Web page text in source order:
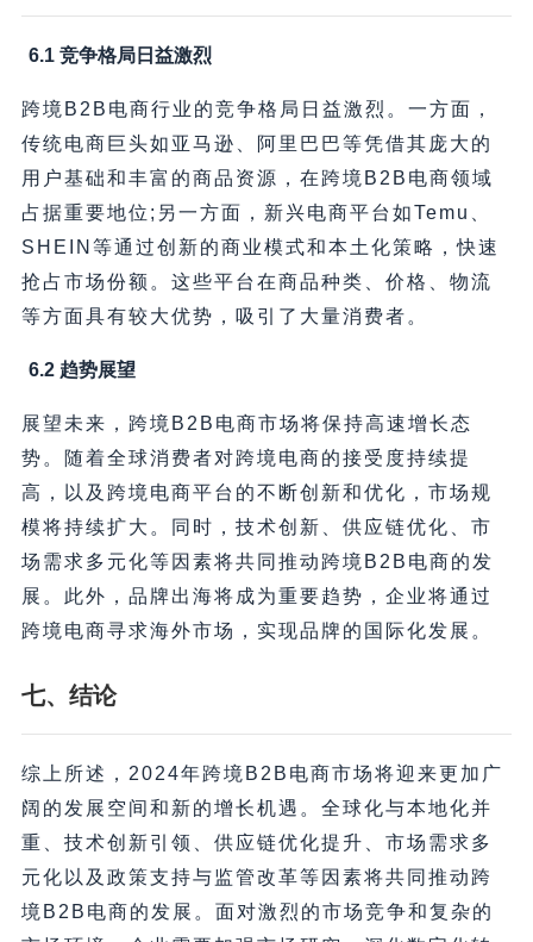
6.1 竞争格局日益激烈
跨境B2B电商行业的竞争格局日益激烈。一方面，
传统电商巨头如亚马逊、阿里巴巴等凭借其庞大的
用户基础和丰富的商品资源，在跨境B2B电商领域
占据重要地位;另一方面，新兴电商平台如Temu、
SHEIN等通过创新的商业模式和本土化策略，快速
抢占市场份额。这些平台在商品种类、价格、物流
等方面具有较大优势，吸引了大量消费者。
6.2 趋势展望
展望未来，跨境B2B电商市场将保持高速增长态
势。随着全球消费者对跨境电商的接受度持续提
高，以及跨境电商平台的不断创新和优化，市场规
模将持续扩大。同时，技术创新、供应链优化、市
场需求多元化等因素将共同推动跨境B2B电商的发
展。此外，品牌出海将成为重要趋势，企业将通过
跨境电商寻求海外市场，实现品牌的国际化发展。
七、结论
综上所述，2024年跨境B2B电商市场将迎来更加广
阔的发展空间和新的增长机遇。全球化与本地化并
重、技术创新引领、供应链优化提升、市场需求多
元化以及政策支持与监管改革等因素将共同推动跨
境B2B电商的发展。面对激烈的市场竞争和复杂的